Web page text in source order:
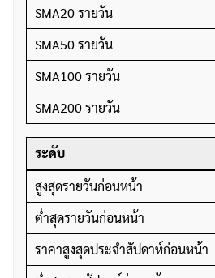
SMA20 รายวัน
SMA50 รายวัน
SMA100 รายวัน
SMA200 รายวัน
ระดับ
สูงสุดรายวันก่อนหน้า
ต่ำสุดรายวันก่อนหน้า
ราคาสูงสุดประจำสัปดาห์ก่อนหน้า